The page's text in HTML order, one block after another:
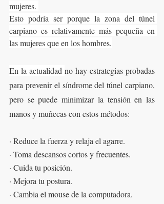
mujeres.
Esto podría ser porque la zona del túnel
carpiano es relativamente más pequeña en
las mujeres que en los hombres.
En la actualidad no hay estrategias probadas
para prevenir el síndrome del túnel carpiano,
pero se puede minimizar la tensión en las
manos y muñecas con estos métodos:
· Reduce la fuerza y relaja el agarre.
· Toma descansos cortos y frecuentes.
· Cuida tu posición.
· Mejora tu postura.
· Cambia el mouse de la computadora.